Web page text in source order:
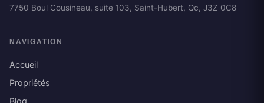
7750 Boul Cousineau, suite 103, Saint-Hubert, Qc, J3Z 0C8
NAVIGATION
Accueil
Propriétés
Blog